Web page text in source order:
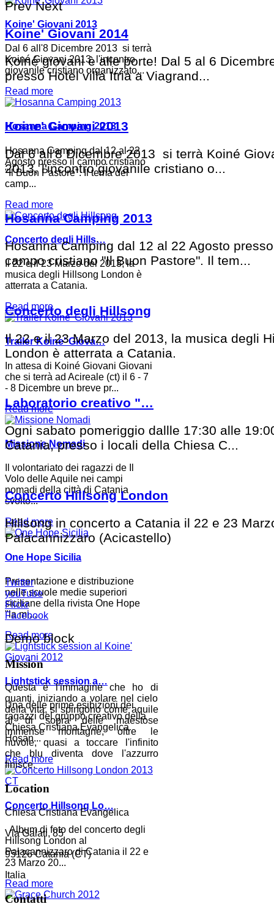
Koine' Giovani 2013
Dal 6 all'8 Dicembre 2013 si terrà
Koiné Giovani 2013, l'incontro
giovanile cristiano organizzato...
Read more
Hosanna Camping 2013
Hosanna Camping dal 12 al 22
Agosto presso il campo cristiano
"Il Buon Pastore". Il tema del
camp...
Read more
Concerto degli Hills…
Il 22 e il 23 Marzo del 2013, la
musica degli Hillsong London è
atterrata a Catania.
Read more
Trailer Koine' Giova…
In attesa di Koiné Giovani Giovani
che si terrà ad Acireale (ct) il 6 - 7
- 8 Dicembre un breve pr...
Read more
Missione Nomadi
Il volontariato dei ragazzi de Il
Volo delle Aquile nei campi
nomadi della città di Catania
svolto...
Read more
One Hope Sicilia
Presentazione e distribuzione
nelle scuole medie superiori
siciliane della rivista One Hope
"la mi...
Read more
Lightstick session a…
Una delle prime esibizioni dei
ragazzi del gruppo creativo della
Chiesa Cristiana Evangelica
Hosan...
Read more
Concerto Hillsong Lo…
Album di foto del concerto degli
Hillsong London al
Palacannizzaro di Catania il 22 e
23 Marzo 20...
Read more
Prev Next
Koine' Giovani 2014
Koiné giovani è alle porte! Dal 5 al 6
presso Hotel villa Itria a Viagrand...
Koine' Giovani 2013
Dal 6 all'8 Dicembre 2013 si terrà Koiné
2013, l'incontro giovanile cristiano o...
Hosanna Camping 2013
Hosanna Camping dal 12 al 22 Agosto
campo cristiano "Il Buon Pastore". Il tem...
Concerto degli Hillsong
Il 22 e il 23 Marzo del 2013, la musica degli
London è atterrata a Catania.
Laboratorio creativo "…
Ogni sabato pomeriggio dallle 17:30 alle
Catania, presso i locali della Chiesa C...
Concerto Hillsong London
Hillsong in concerto a Catania il 22 e 23
Palacannizzaro (Acicastello)
Twitter
youTube
Flickr
Facebook
Demo block
Mission
Questa è l'immagine che ho di
quanti, iniziando a volare nel cielo
della vita, si spingono come aquile
al di sopra delle maestose
immense montagne, oltre le
nuvole, quasi a toccare l'infinito
che blu diventa dove l'azzurro
finisce.
Location
Chiesa Cristiana Evangelica
Via Galati, 85
95126 Catania (CT)
Italia
Contatti